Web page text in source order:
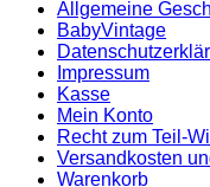
Allgemeine
BabyVintage
Impressum
Kasse
Mein Konto
Recht zum Teil-
Versandkosten
Warenkorb